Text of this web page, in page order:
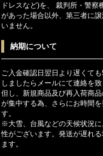
ドレスなど)を、 裁判所・警
があった場合以外、第三者に
いません。
納期について
ご入金確認日翌日より遅くて
しましたらメールにて連絡を致
但し、新規商品及び再入荷商
が集中する為、さらにお時間
す。
※大雪、台風などの天候状況
性がございます。発送が遅れ
ます。